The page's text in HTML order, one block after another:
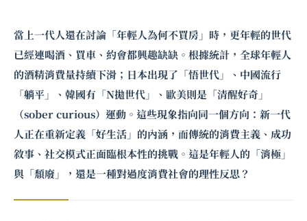
當上一代人還在討論「年輕人為何不買房」時，更年輕的世代
已經連喝酒、買車、約會都興趣缺缺。根據統計，全球年輕人
的酒精消費量持續下滑；日本出現了「悟世代」、中國流行
「躺平」、韓國有「N拋世代」、歐美則是「清醒好奇」
（sober curious）運動。這些現象指向同一個方向：新一代
人正在重新定義「好生活」的內涵，而傳統的消費主義、成功
敘事、社交模式正面臨根本性的挑戰。這是年輕人的「消極」
與「頹廢」，還是一種對過度消費社會的理性反思？